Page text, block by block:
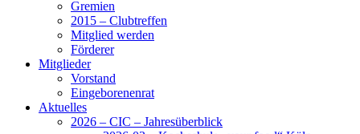
Gremien
2015 – Clubtreffen
Mitglied werden
Förderer
Mitglieder
Vorstand
Eingeborenenrat
Aktuelles
2026 – CIC – Jahresüberblick